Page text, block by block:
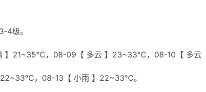
4级。
】21~35℃，08-09【 多云 】23~33℃，08-10【 多云
，08-13【 小雨 】22~33℃。